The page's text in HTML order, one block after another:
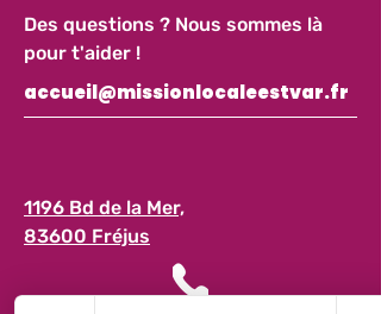
Des questions ? Nous sommes là
pour t'aider !
accueil@missionlocaleestvar.fr
1196 Bd de la Mer,
83600 Fréjus